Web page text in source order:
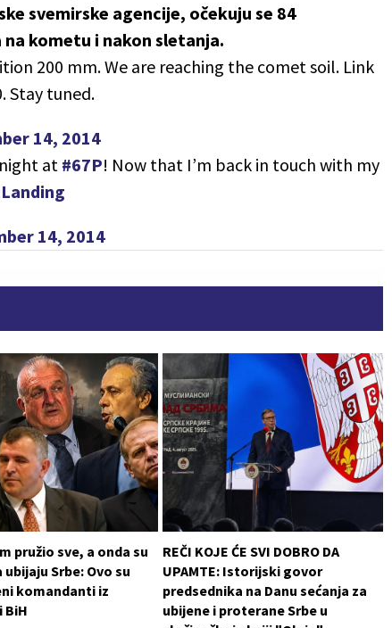
svemirske agencije, očekuju se 84
kometu i nakon sletanja.
200 mm. We are reaching the comet soil. Link
Stay tuned.
14, 2014
at #67P! Now that I’m back in touch with my
14, 2014
pružio sve, a onda su
Srbe: Ovo su
komandanti iz
BiH
REČI KOJE ĆE SVI DOBRO DA
UPAMTE: Istorijski govor
predsednika na Danu sećanja za
ubijene i proterane Srbe u